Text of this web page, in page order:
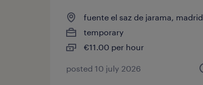
fuente el saz de jarama, madrid
temporary
€11.00 per hour
posted 10 july 2026